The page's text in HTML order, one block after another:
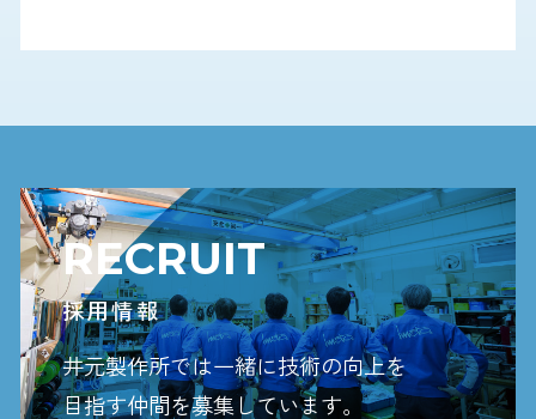
RECRUIT
採用情報
井元製作所では一緒に技術の向上を
目指す仲間を募集しています。